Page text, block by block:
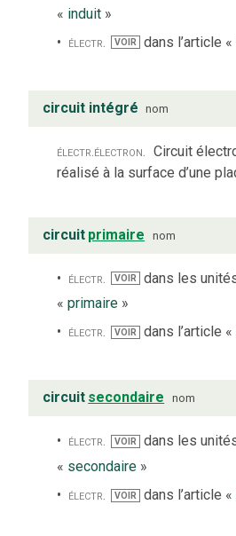
« induit »
électr.
VOIR dans l’article «
circuit intégré nom
électr. électron.
Circuit
réalisé à la surface d’une
circuit primaire nom
électr. VOIR
dans les
« primaire »
électr.
VOIR dans l’article «
circuit secondaire nom
électr. VOIR
dans les
« secondaire »
électr.
VOIR dans l’article «